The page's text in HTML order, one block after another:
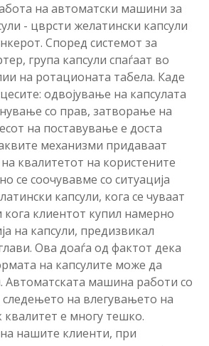
на автоматски машини за
- цврсти желатински капсули
Според системот за
група капсули спаѓаат во
на ротационата табела. Каде
одвојување на капсулата
со прав, затворање на
на поставување е доста
механизми придаваат
квалитетот на користените
се соочувавме со ситуација
капсули, кога се чуваат
клиентот купил намерно
на капсули, предизвикал
Ова доаѓа од фактот дека
на капсулите може да
Автоматската машина работи со
на влегувањето на
квалитет е многу тешко.
нашите клиенти, при